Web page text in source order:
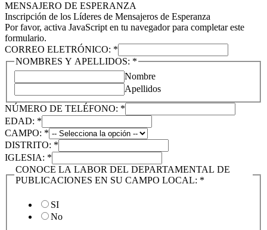
MENSAJERO DE ESPERANZA
Inscripción de los Líderes de Mensajeros de Esperanza
Por favor, activa JavaScript en tu navegador para completar este
formulario.
CORREO ELETRÓNICO: *
NOMBRES Y APELLIDOS: *
Nombre
Apellidos
NÚMERO DE TELÉFONO: *
EDAD: *
CAMPO: *
DISTRITO: *
IGLESIA: *
CONOCE LA LABOR DEL DEPARTAMENTAL DE
PUBLICACIONES EN SU CAMPO LOCAL: *
SI
No